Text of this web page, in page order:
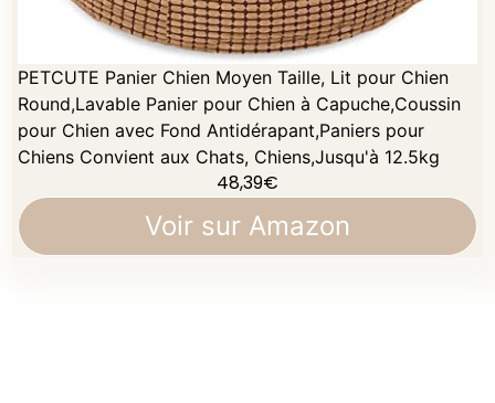
PETCUTE Panier Chien Moyen Taille, Lit pour Chien
Round,Lavable Panier pour Chien à Capuche,Coussin
pour Chien avec Fond Antidérapant,Paniers pour
Chiens Convient aux Chats, Chiens,Jusqu'à 12.5kg
48,39€
Voir sur Amazon